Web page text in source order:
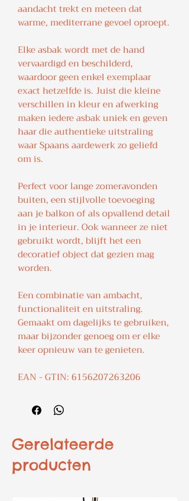
aandacht trekt en meteen dat
warme, mediterrane gevoel oproept.
Elke asbak wordt met de hand
vervaardigd en beschilderd,
waardoor geen enkel exemplaar
exact hetzelfde is. Juist die kleine
verschillen in kleur en afwerking
maken iedere asbak uniek en geven
haar die authentieke uitstraling
waar Spaans aardewerk zo geliefd
om is.
Perfect voor lange zomeravonden
buiten, een stijlvolle toevoeging
aan je balkon of als opvallend detail
in je interieur. Ook wanneer ze niet
gebruikt wordt, blijft het een
decoratief object dat gezien mag
worden.
Een combinatie van ambacht,
functionaliteit en uitstraling.
Gemaakt om dagelijks te gebruiken,
maar bijzonder genoeg om er elke
keer opnieuw van te genieten.
EAN - GTIN: 6156207263206
Gerelateerde
producten